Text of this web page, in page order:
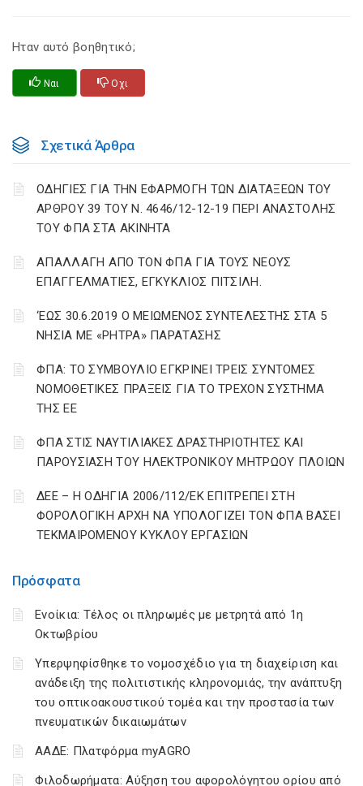
Πρόσφατα
Ενοίκια: Τέλος οι πληρωμές με μετρητά από 1η
Οκτωβρίου
Υπερψηφίσθηκε το νομοσχέδιο για τη διαχείριση και
ανάδειξη της πολιτιστικής κληρονομιάς, την ανάπτυξη
του οπτικοακουστικού τομέα και την προστασία των
πνευματικών δικαιωμάτων
ΑΑΔΕ: Πλατφόρμα myAGRO
Φιλοδωρήματα: Αύξηση του αφορολόγητου ορίου από
Ηταν αυτό βοηθητικό;
Ναι Οχι
Σχετικά Άρθρα
ΟΔΗΓΙΕΣ ΓΙΑ ΤΗΝ ΕΦΑΡΜΟΓΗ ΤΩΝ ΔΙΑΤΑΞΕΩΝ ΤΟΥ
ΑΡΘΡΟΥ 39 ΤΟΥ Ν. 4646/12-12-19 ΠΕΡΙ ΑΝΑΣΤΟΛΗΣ
ΤΟΥ ΦΠΑ ΣΤΑ ΑΚΙΝΗΤΑ
ΑΠΑΛΛΑΓΗ ΑΠΟ ΤΟΝ ΦΠΑ ΓΙΑ ΤΟΥΣ ΝΕΟΥΣ
ΕΠΑΓΓΕΛΜΑΤΙΕΣ, ΕΓΚΥΚΛΙΟΣ ΠΙΤΣΙΛΗ.
‘ΕΩΣ 30.6.2019 Ο ΜΕΙΩΜΕΝΟΣ ΣΥΝΤΕΛΕΣΤΗΣ ΣΤΑ 5
ΝΗΣΙΑ ΜΕ «ΡΗΤΡΑ» ΠΑΡΑΤΑΣΗΣ
ΦΠΑ: ΤΟ ΣΥΜΒΟΥΛΙΟ ΕΓΚΡΙΝΕΙ ΤΡΕΙΣ ΣΥΝΤΟΜΕΣ
ΝΟΜΟΘΕΤΙΚΕΣ ΠΡΑΞΕΙΣ ΓΙΑ ΤΟ ΤΡΕΧΟΝ ΣΥΣΤΗΜΑ
ΤΗΣ ΕΕ
ΦΠΑ ΣΤΙΣ ΝΑΥΤΙΛΙΑΚΕΣ ΔΡΑΣΤΗΡΙΟΤΗΤΕΣ ΚΑΙ
ΠΑΡΟΥΣΙΑΣΗ ΤΟΥ ΗΛΕΚΤΡΟΝΙΚΟΥ ΜΗΤΡΩΟΥ ΠΛΟΙΩΝ
ΔΕΕ – Η ΟΔΗΓΙΑ 2006/112/ΕΚ ΕΠΙΤΡΕΠΕΙ ΣΤΗ
ΦΟΡΟΛΟΓΙΚΗ ΑΡΧΗ ΝΑ ΥΠΟΛΟΓΙΖΕΙ ΤΟΝ ΦΠΑ ΒΑΣΕΙ
ΤΕΚΜΑΙΡΟΜΕΝΟΥ ΚΥΚΛΟΥ ΕΡΓΑΣΙΩΝ